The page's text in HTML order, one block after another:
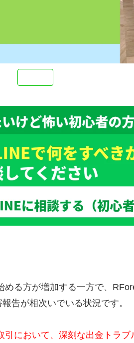
める方が増加する一方で、
告が相次いでいる状況です。
引において、深刻な出金トラブ